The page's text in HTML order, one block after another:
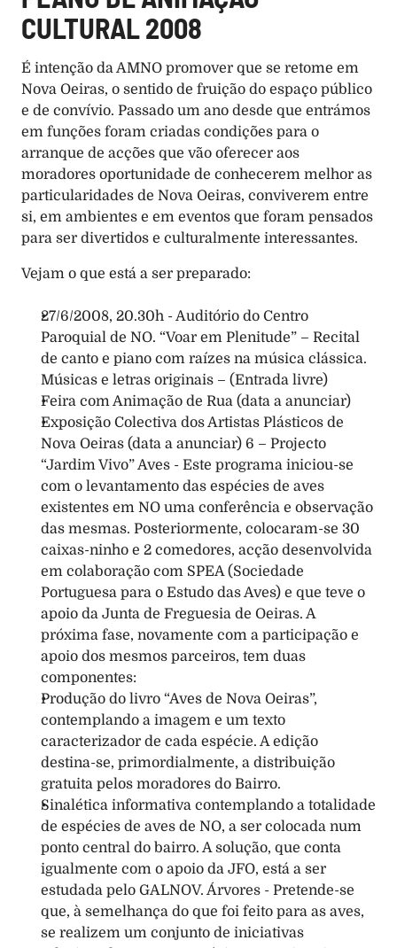
CULTURAL 2008
É intenção da AMNO promover que se retome em
Nova Oeiras, o sentido de fruição do espaço público
e de convívio. Passado um ano desde que entrámos
em funções foram criadas condições para o
arranque de acções que vão oferecer aos
moradores oportunidade de conhecerem melhor as
particularidades de Nova Oeiras, conviverem entre
si, em ambientes e em eventos que foram pensados
para ser divertidos e culturalmente interessantes.
Vejam o que está a ser preparado:
27/6/2008, 20.30h - Auditório do Centro
Paroquial de NO. “Voar em Plenitude” – Recital
de canto e piano com raízes na música clássica.
Músicas e letras originais – (Entrada livre)
Feira com Animação de Rua (data a anunciar)
Exposição Colectiva dos Artistas Plásticos de
Nova Oeiras (data a anunciar) 6 – Projecto
“Jardim Vivo” Aves - Este programa iniciou-se
com o levantamento das espécies de aves
existentes em NO uma conferência e observação
das mesmas. Posteriormente, colocaram-se 30
caixas-ninho e 2 comedores, acção desenvolvida
em colaboração com SPEA (Sociedade
Portuguesa para o Estudo das Aves) e que teve o
apoio da Junta de Freguesia de Oeiras. A
próxima fase, novamente com a participação e
apoio dos mesmos parceiros, tem duas
componentes:
Produção do livro “Aves de Nova Oeiras”,
contemplando a imagem e um texto
caracterizador de cada espécie. A edição
destina-se, primordialmente, a distribuição
gratuita pelos moradores do Bairro.
Sinalética informativa contemplando a totalidade
de espécies de aves de NO, a ser colocada num
ponto central do bairro. A solução, que conta
igualmente com o apoio da JFO, está a ser
estudada pelo GALNOV. Árvores - Pretende-se
que, à semelhança do que foi feito para as aves,
se realizem um conjunto de iniciativas